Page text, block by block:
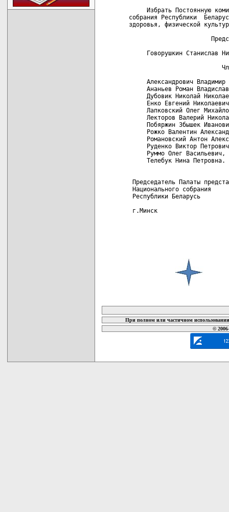
Избрать Постоянную
собрания Республики
здоровья, физической
Говорушкин Станислав
Александрович Владимир
Ананьев Роман
Дубовик Николай
Енко Евгений
Лапковский Олег
Лекторов Валерий
Побяржин Збышек
Рожко Валентин
Романовский Антон
Руденко Виктор
     Руммо Олег Васильевич,
     Телебук Нина Петровна.
Председатель Палаты
Национального собрания
Республики Беларусь
г.Минск
При полном или частичном
©